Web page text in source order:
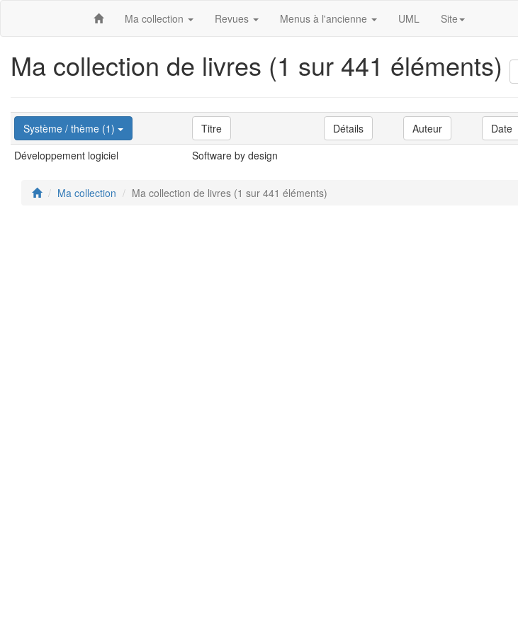
Ma collection Revues Menus à l'ancienne UML Site
Ma collection de livres (1 sur 441 éléments)
Système / thème (1) Titre Détails Auteur Date
Développement logiciel
Software by design
Ma collection Ma collection de livres (1 sur 441 éléments)